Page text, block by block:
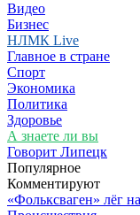
Видео
Бизнес
НЛМК Live
Главное в стране
Спорт
Экономика
Политика
Здоровье
А знаете ли вы
Говорит Липецк
Популярное
Комментируют
«Фольксваген» лёг